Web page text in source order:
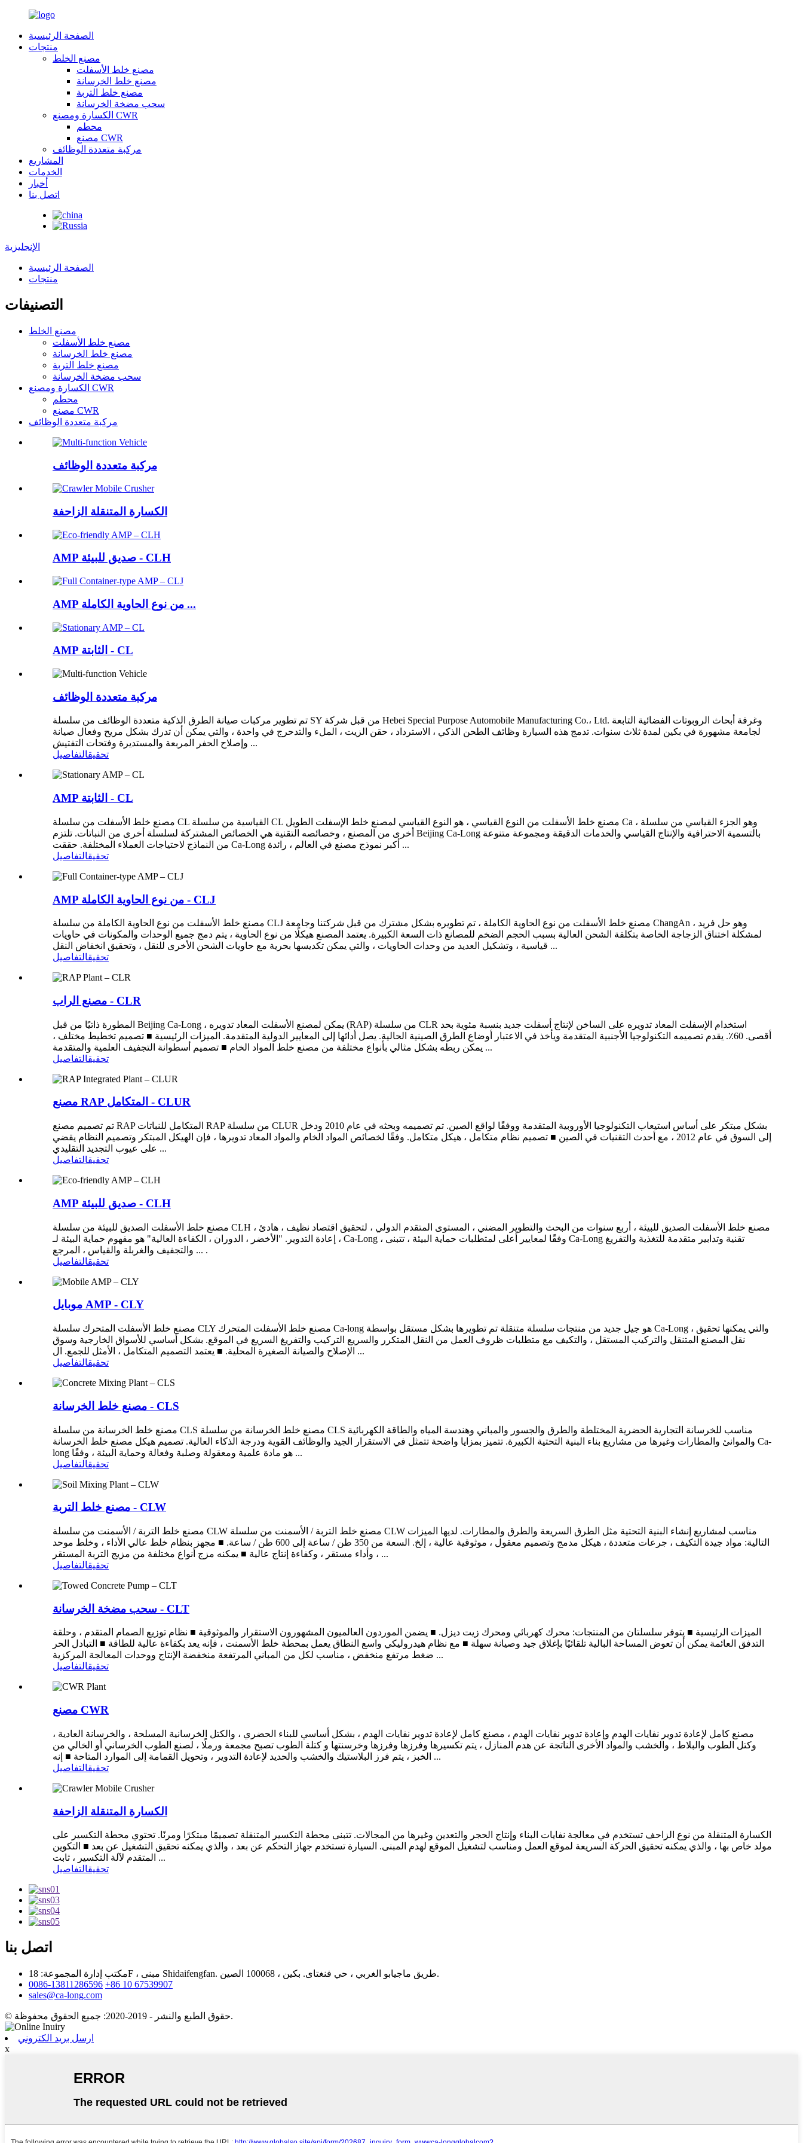
الصفحة الرئيسية
منتجات
مصنع الخلط
مصنع خلط الأسفلت
مصنع خلط الخرسانة
مصنع خلط التربة
سحب مضخة الخرسانة
الكسارة ومصنع CWR
محطم
مصنع CWR
مركبة متعددة الوظائف
المشاريع
الخدمات
أخبار
اتصل بنا
الإنجليزية
الصفحة الرئيسية
منتجات
التصنيفات
مصنع الخلط
مصنع خلط الأسفلت
مصنع خلط الخرسانة
مصنع خلط التربة
سحب مضخة الخرسانة
الكسارة ومصنع CWR
محطم
مصنع CWR
مركبة متعددة الوظائف
مركبة متعددة الوظائف
الكسارة المتنقلة الزاحفة
AMP صديق للبيئة - CLH
AMP من نوع الحاوية الكاملة ...
AMP الثابتة - CL
مركبة متعددة الوظائف
تم تطوير مركبات صيانة الطرق الذكية متعددة الوظائف من سلسلة SY من قبل شركة Hebei Special Purpose Automobile Manufacturing Co.، Ltd. وغرفة أبحاث الروبوتات الفضائية التابعة
لجامعة مشهورة في بكين لمدة ثلاث سنوات. تدمج هذه السيارة وظائف الطحن الذكي ، الاسترداد ، حقن الزيت ، الملء والتدحرج في واحدة ، والتي يمكن أن تدرك بشكل مريح وفعال صيانة
وإصلاح الحفر المربعة والمستديرة وفتحات التفتيش ...
تحقيقالتفاصيل
AMP الثابتة - CL
مصنع خلط الأسفلت من سلسلة CL القياسية من سلسلة CL مصنع خلط الأسفلت من النوع القياسي ، هو النوع القياسي لمصنع خلط الإسفلت الطويل Ca ، وهو الجزء القياسي من سلسلة
أخرى من المصنع ، وخصائصه التقنية هي الخصائص المشتركة لسلسلة أخرى من النباتات. تلتزم Beijing Ca-Long بالتسمية الاحترافية والإنتاج القياسي والخدمات الدقيقة ومجموعة متنوعة
من النماذج لاحتياجات العملاء المختلفة. حققت Ca-Long أكبر نموذج مصنع في العالم ، رائدة ...
تحقيقالتفاصيل
AMP من نوع الحاوية الكاملة - CLJ
مصنع خلط الأسفلت من نوع الحاوية الكاملة من سلسلة CLJ مصنع خلط الأسفلت من نوع الحاوية الكاملة ، تم تطويره بشكل مشترك من قبل شركتنا وجامعة ChangAn ، وهو حل فريد
لمشكلة اختناق الزجاجة الخاصة بتكلفة الشحن العالية بسبب الحجم الضخم للمصانع ذات السعة الكبيرة. يعتمد المصنع هيكلًا من نوع الحاوية ، يتم دمج جميع الوحدات والمكونات في حاويات
قياسية ، وتشكيل العديد من وحدات الحاويات ، والتي يمكن تكديسها بحرية مع حاويات الشحن الأخرى للنقل ، وتحقيق انخفاض النقل ...
تحقيقالتفاصيل
مصنع الراب - CLR
المطورة ذاتيًا من قبل Beijing Ca-Long ، يمكن لمصنع الأسفلت المعاد تدويره (RAP) من سلسلة CLR استخدام الإسفلت المعاد تدويره على الساخن لإنتاج أسفلت جديد بنسبة مئوية بحد
أقصى. 60٪. يقدم تصميمه التكنولوجيا الأجنبية المتقدمة ويأخذ في الاعتبار أوضاع الطرق الصينية الحالية. يصل أدائها إلى المعايير الدولية المتقدمة. الميزات الرئيسية ■ تصميم تخطيط مختلف ،
يمكن ربطه بشكل مثالي بأنواع مختلفة من مصنع خلط المواد الخام ■ تصميم أسطوانة التجفيف العلمية والمتقدمة ...
تحقيقالتفاصيل
مصنع RAP المتكامل - CLUR
تم تصميم مصنع RAP المتكامل للنباتات RAP من سلسلة CLUR بشكل مبتكر على أساس استيعاب التكنولوجيا الأوروبية المتقدمة ووفقًا لواقع الصين. تم تصميمه وبحثه في عام 2010 ودخل
إلى السوق في عام 2012 ، مع أحدث التقنيات في الصين ■ تصميم نظام متكامل ، هيكل متكامل. وفقًا لخصائص المواد الخام والمواد المعاد تدويرها ، فإن الهيكل المبتكر وتصميم النظام يقضي
على عيوب التجديد التقليدي ...
تحقيقالتفاصيل
AMP صديق للبيئة - CLH
مصنع خلط الأسفلت الصديق للبيئة من سلسلة CLH ، مصنع خلط الأسفلت الصديق للبيئة ، أربع سنوات من البحث والتطوير المضني ، المستوى المتقدم الدولي ، لتحقيق اقتصاد نظيف ، هادئ
، إعادة التدوير. "الأخضر ، الدوران ، الكفاءة العالية" هو مفهوم حماية البيئة لـ Ca-Long ، وفقًا لمعايير أعلى لمتطلبات حماية البيئة ، تتبنى Ca-Long تقنية وتدابير متقدمة للتغذية والتفريغ
والتجفيف والغربلة والقياس ، المرجع ... .
تحقيقالتفاصيل
موبايل AMP - CLY
مصنع خلط الأسفلت المتحرك سلسلة CLY مصنع خلط الأسفلت المتحرك Ca-long هو جيل جديد من منتجات سلسلة متنقلة تم تطويرها بشكل مستقل بواسطة Ca-Long ، والتي يمكنها تحقيق
نقل المصنع المتنقل والتركيب المستقل ، والتكيف مع متطلبات ظروف العمل من النقل المتكرر والسريع التركيب والتفريغ السريع في الموقع. بشكل أساسي للأسواق الخارجية وسوق
الإصلاح والصيانة الصغيرة المحلية. ■ يعتمد التصميم المتكامل ، الأمثل للجمع. ال ...
تحقيقالتفاصيل
مصنع خلط الخرسانة - CLS
مصنع خلط الخرسانة من سلسلة CLS مصنع خلط الخرسانة من سلسلة CLS مناسب للخرسانة التجارية الحضرية المختلطة والطرق والجسور والمباني وهندسة المياه والطاقة الكهربائية
والموانئ والمطارات وغيرها من مشاريع بناء البنية التحتية الكبيرة. تتميز بمزايا واضحة تتمثل في الاستقرار الجيد والوظائف القوية ودرجة الذكاء العالية. تصميم هيكل مصنع خلط الخرسانة Ca-
long هو مادة علمية ومعقولة وصلبة وفعالة وحماية البيئة ، وفقًا ...
تحقيقالتفاصيل
مصنع خلط التربة - CLW
مصنع خلط التربة / الأسمنت من سلسلة CLW مصنع خلط التربة / الأسمنت من سلسلة CLW مناسب لمشاريع إنشاء البنية التحتية مثل الطرق السريعة والطرق والمطارات. لديها الميزات
التالية: مواد جيدة التكيف ، جرعات متعددة ، هيكل مدمج وتصميم معقول ، موثوقية عالية ، إلخ. السعة من 350 طن / ساعة إلى 600 طن / ساعة. ■ مجهز بنظام خلط عالي الأداء ، وخلط موحد
، وأداء مستقر ، وكفاءة إنتاج عالية ■ يمكنه مزج أنواع مختلفة من مزيج التربة المستقر ...
تحقيقالتفاصيل
سحب مضخة الخرسانة - CLT
الميزات الرئيسية ■ يتوفر سلسلتان من المنتجات: محرك كهربائي ومحرك زيت ديزل. ■ يضمن الموردون العالميون المشهورون الاستقرار والموثوقية ■ نظام توزيع الصمام المتقدم ، وحلقة
التدفق العائمة يمكن أن تعوض المساحة البالية تلقائيًا بإغلاق جيد وصيانة سهلة ■ مع نظام هيدروليكي واسع النطاق يعمل بمحطة خلط الأسمنت ، فإنه يعد بكفاءة عالية للطاقة ■ التبادل الحر
ضغط مرتفع منخفض ، مناسب لكل من المباني المرتفعة منخفضة الإنتاج ووحدات المعالجة المركزية ...
تحقيقالتفاصيل
مصنع CWR
مصنع كامل لإعادة تدوير نفايات الهدم وإعادة تدوير نفايات الهدم ، مصنع كامل لإعادة تدوير نفايات الهدم ، بشكل أساسي للبناء الحضري ، والكتل الخرسانية المسلحة ، والخرسانة العادية ،
وكتل الطوب والبلاط ، والخشب والمواد الأخرى الناتجة عن هدم المنازل ، يتم تكسيرها وفرزها وفرزها وخرسنتها و كتلة الطوب تصبح مجمعة ورملًا ، لصنع الطوب الخرساني أو الخالي من
الخبز ، يتم فرز البلاستيك والخشب والحديد لإعادة التدوير ، وتحويل القمامة إلى الموارد المتاحة ■ إنه ...
تحقيقالتفاصيل
الكسارة المتنقلة الزاحفة
الكسارة المتنقلة من نوع الزاحف تستخدم في معالجة نفايات البناء وإنتاج الحجر والتعدين وغيرها من المجالات. تتبنى محطة التكسير المتنقلة تصميمًا مبتكرًا ومرنًا. تحتوي محطة التكسير على
مولد خاص بها ، والذي يمكنه تحقيق الحركة السريعة لموقع العمل ومناسب لتشغيل الموقع لهدم المبنى. السيارة تستخدم جهاز التحكم عن بعد ، والذي يمكنه تحقيق التشغيل عن بعد ■ التكوين
المتقدم لآلة التكسير ، ثابت ...
تحقيقالتفاصيل
اتصل بنا
مكتب إدارة المجموعة: 18F ، مبنى Shidaifengfan. طريق ماجيابو الغربي ، حي فنغتاى. بكين ، 100068 الصين.
0086-13811286596 +86 10 67539907
sales@ca-long.com
© حقوق الطبع والنشر - 2019-2020: جميع الحقوق محفوظة.
ارسل بريد الكتروني
x